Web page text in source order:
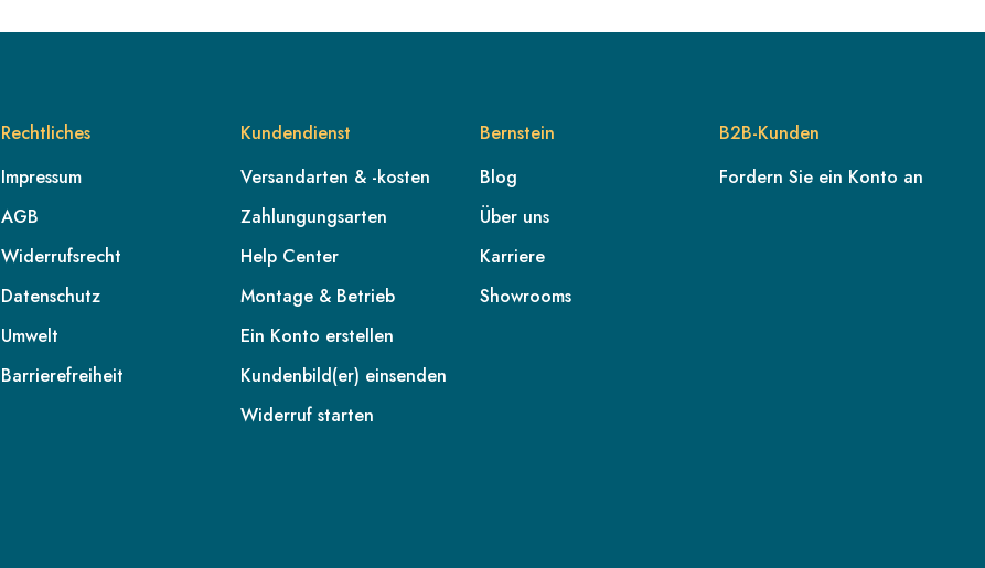
Rechtliches
Impressum
AGB
Widerrufsrecht
Datenschutz
Umwelt
Barrierefreiheit
Bernstein
Blog
Über uns
Karriere
Showrooms
Kundendienst
Versandarten & -kosten
Zahlungungsarten
Help Center
Montage & Betrieb
Ein Konto erstellen
Kundenbild(er) einsenden
Widerruf starten
B2B-Kunden
Fordern Sie ein Konto an